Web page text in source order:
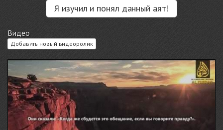
Я изучил и понял данный аят!
Видео
Добавить новый видеоролик